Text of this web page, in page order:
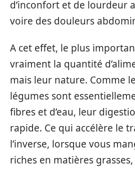
d’inconfort et de lourdeur
voire des douleurs
A cet effet, le plus
vraiment la quantité
mais leur nature. Comme
légumes sont
fibres et d’eau, leur
rapide. Ce qui accélère le
l’inverse, lorsque vous
riches en matières